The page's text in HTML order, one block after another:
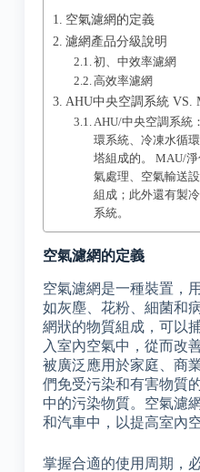
空氣濾網的定義
濾網產品分級說明
初、中效率濾網
高效率濾網
AHU中央空調系統 VS.
AHU/中央空調系統
環系統、冷凍水循
塔組成的。 MAU/
氣處理、空氣輸送
組成；此外還有製
系統。
空氣濾網的定義
空氣濾網是一種裝置，
如灰塵、花粉、細菌和
網狀的物質組成，可以
入室內空氣中，從而改
被廣泛應用於家庭、商
們免受污染和有害物質
中的污染物質。空氣濾
和汽車中，以提高室內
掌握合適的使用周期，